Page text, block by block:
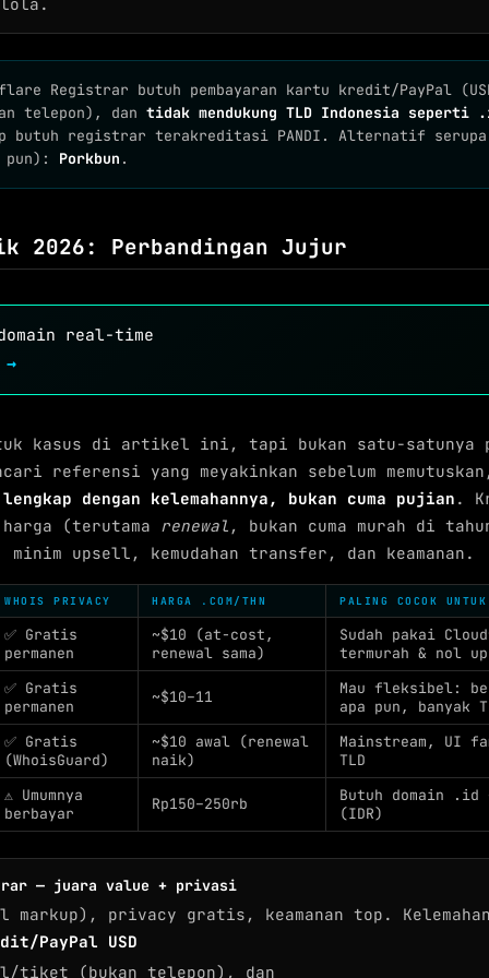
Registrar butuh pembayaran kartu kredit/PayPal
telepon), dantidak mendukung TLD Indonesia seperti
butuh registrar terakreditasi PANDI. Alternatif
pun): Porkbun .
2026: Perbandingan Jujur
real-time
→
kasus di artikel ini, tapi bukan satu-satunya
referensi yang meyakinkan sebelum
lengkap dengan kelemahannya, bukan cuma pujian .
(terutama
renewal , bukan cuma murah di
upsell, kemudahan transfer, dan keamanan.
WHOIS PRIVACY HARGA .COM/THN PALING COCOK UNTUK
✅ Gratis
permanen
~$10 (at-cost,
renewal sama)
Sudah pakai
termurah & nol
✅ Gratis
permanen
~$10–11
Mau fleksibel:
apa pun, banyak
✅ Gratis
(WhoisGuard)
~$10 awal (renewal
naik)
Mainstream, UI
TLD
⚠️ Umumnya
berbayar
Rp150–250rb
Butuh domain
(IDR)
— juara value + privasi
markup), privacy gratis, keamanan top.
PayPal USD
tiket (bukan telepon), dan